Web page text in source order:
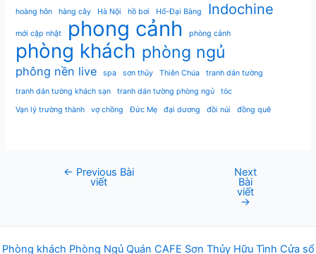
hoàng hôn hàng cây Hà Nội hồ bơi Hổ-Đại Bàng Indochine
mới cập nhật phong cảnh phòng cảnh
phòng khách phòng ngủ
phông nền live spa sơn thủy Thiên Chúa
tranh dán tường
tranh dán tường khách sạn
tranh dán tường phòng ngủ
tóc
Vạn lý trường thành
vợ chồng Đức Mẹ đại dương đồi núi đồng quê
← Previous Bài
viết
Next
Bài
viết
→
Phòng khách Phòng Ngủ Quán CAFE Sơn Thủy Hữu Tình Cửa sổ